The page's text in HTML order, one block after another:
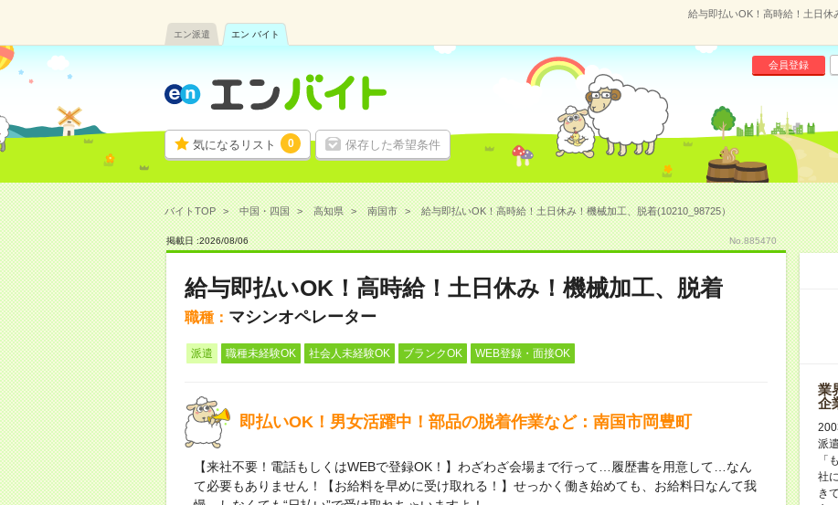
給与即払いOK！高時給！土日休
エン派遣 エン バイト
気になるリスト 0 保存した希望条件
会員登録
バイトTOP 中国・四国 高知県 南国市 給与即払いOK！高時給！土日休み！機械加工、脱着(10210_98725）
掲載日 :2026/08/06 No.885470
給与即払いOK！高時給！土日休み！機械加工、脱着
職種： マシンオペレーター
派遣 職種未経験OK 社会人未経験OK ブランクOK WEB登録・面接OK
即払いOK！男女活躍中！部品の脱着作業など：南国市岡豊町
【来社不要！電話もしくはWEBで登録OK！】わざわざ会場まで行って…履歴書を用意して…なん
て必要もありません！【お給料を早めに受け取れる！】せっかく働き始めても、お給料日なんて我
業
企
派
「
社
き